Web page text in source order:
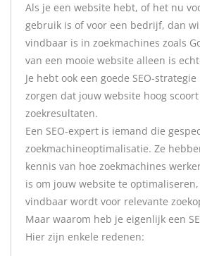
Als je een website hebt, of het nu
gebruik is of voor een bedrijf, dan
vindbaar is in zoekmachines zoals
van een mooie website alleen is
Je hebt ook een goede SEO-
zorgen dat jouw website hoog
zoekresultaten.
Een SEO-expert is iemand die
zoekmachineoptimalisatie. Ze
kennis van hoe zoekmachines
is om jouw website te
vindbaar wordt voor relevante
Maar waarom heb je eigenlijk een
Hier zijn enkele redenen: